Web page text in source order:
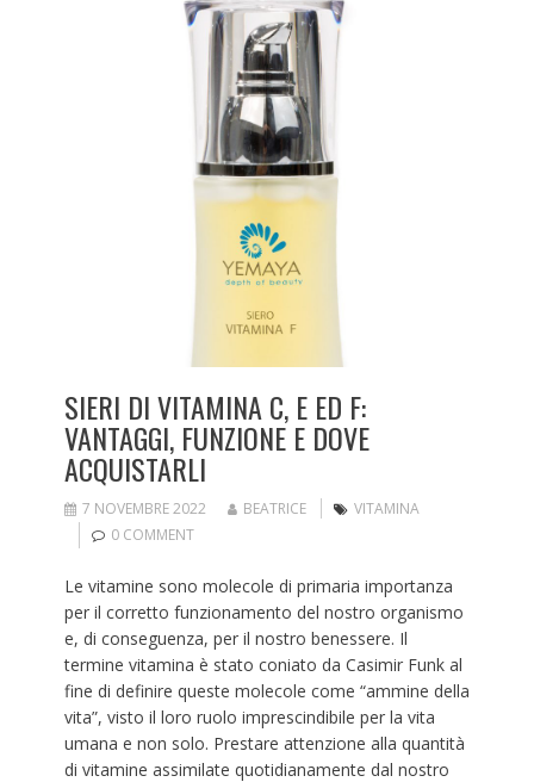
SIERI DI VITAMINA C, E ED F:
VANTAGGI, FUNZIONE E DOVE
ACQUISTARLI
7 NOVEMBRE 2022 BEATRICE
VITAMINA
0 COMMENT
Le vitamine sono molecole di primaria importanza
per il corretto funzionamento del nostro organismo
e, di conseguenza, per il nostro benessere. Il
termine vitamina è stato coniato da Casimir Funk al
fine di definire queste molecole come “ammine della
vita”, visto il loro ruolo imprescindibile per la vita
umana e non solo. Prestare attenzione alla quantità
di vitamine assimilate quotidianamente dal nostro